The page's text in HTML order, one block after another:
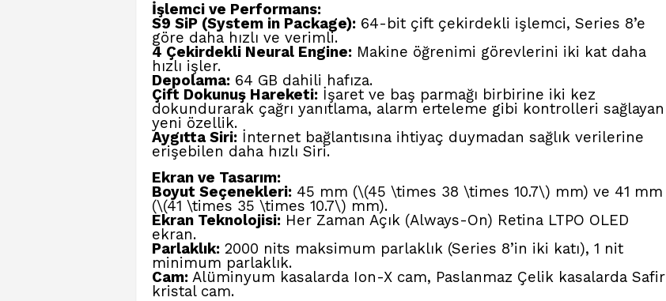
İşlemci ve Performans:
S9 SiP (System in Package): 64-bit çift çekirdekli işlemci, Series 8’e
göre daha hızlı ve verimli.
4 Çekirdekli Neural Engine: Makine öğrenimi görevlerini iki kat daha
hızlı işler.
Depolama: 64 GB dahili hafıza.
Çift Dokunuş Hareketi: İşaret ve baş parmağı birbirine iki kez
dokundurarak çağrı yanıtlama, alarm erteleme gibi kontrolleri sağlayan
yeni özellik.
Aygıtta Siri: İnternet bağlantısına ihtiyaç duymadan sağlık verilerine
erişebilen daha hızlı Siri.
Ekran ve Tasarım:
Boyut Seçenekleri: 45 mm (\(45 \times 38 \times 10.7\) mm) ve 41 mm
(\(41 \times 35 \times 10.7\) mm).
Ekran Teknolojisi: Her Zaman Açık (Always-On) Retina LTPO OLED
ekran.
Parlaklık: 2000 nits maksimum parlaklık (Series 8’in iki katı), 1 nit
minimum parlaklık.
Cam: Alüminyum kasalarda Ion-X cam, Paslanmaz Çelik kasalarda Safir
kristal cam.